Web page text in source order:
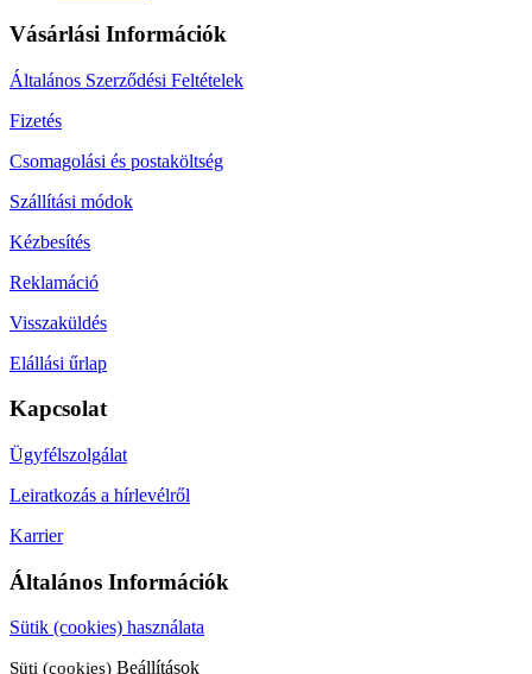
Vásárlási Információk
Általános Szerződési Feltételek
Fizetés
Csomagolási és postaköltség
Szállítási módok
Kézbesítés
Reklamáció
Visszaküldés
Elállási űrlap
Kapcsolat
Ügyfélszolgálat
Leiratkozás a hírlevélről
Karrier
Általános Információk
Sütik (cookies) használata
Süti (cookies) Beállítások